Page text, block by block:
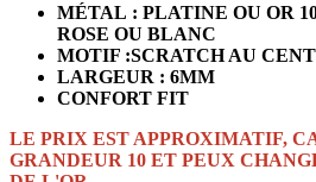
MÉTAL : PLATINE OU OR
ROSE OU BLANC
MOTIF :SCRATCH AU
LARGEUR : 6MM
CONFORT FIT
LE PRIX EST APPROXIMATIF,
GRANDEUR 10 ET PEUX